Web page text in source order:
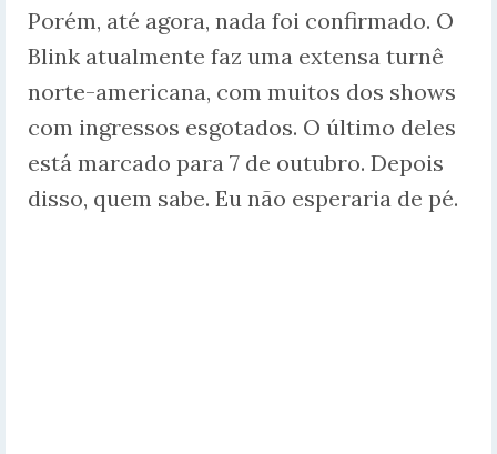
Porém, até agora, nada foi confirmado. O
Blink atualmente faz uma extensa turnê
norte-americana, com muitos dos shows
com ingressos esgotados. O último deles
está marcado para 7 de outubro. Depois
disso, quem sabe. Eu não esperaria de pé.